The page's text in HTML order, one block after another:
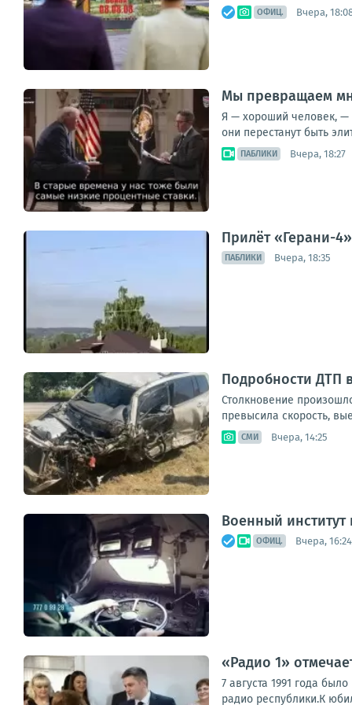
ОФИЦ. Вчера,
Мы превращаем
Я — хороший человек, —
они перестанут быть
ПАБЛИКИ Вчера, 18:27
Прилёт «Герани-
ПАБЛИКИ Вчера, 18:35
Подробности ДТП
Столкновение
превысила скорость,
СМИ Вчера, 14:25
Военный
ОФИЦ. Вчера, 16:24
«Радио 1»
7 августа 1991 года
радио республики.К